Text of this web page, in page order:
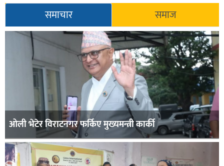
समाचार समाज
ओली भेटेर विराटनगर फर्किए मुख्यमन्त्री कार्की